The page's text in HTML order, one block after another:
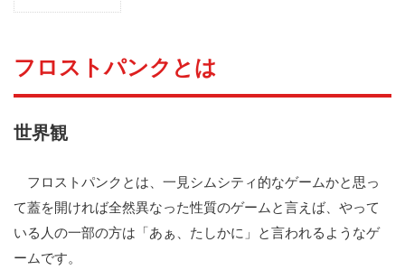
ス
ト
パ
ク
と
2
序
盤
の
フロストパンクとは
世界観
フロストパンクとは、一見シムシティ的なゲームかと思っ
て蓋を開ければ全然異なった性質のゲームと言えば、やって
いる人の一部の方は「あぁ、たしかに」と言われるようなゲ
ームです。